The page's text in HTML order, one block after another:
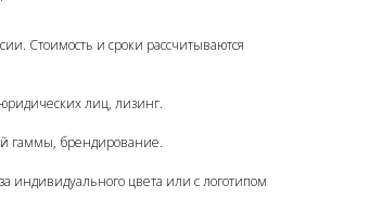
Стоимость и сроки рассчитываются
юридических лиц, лизинг.
гаммы, брендирование.
индивидуального цвета или с логотипом